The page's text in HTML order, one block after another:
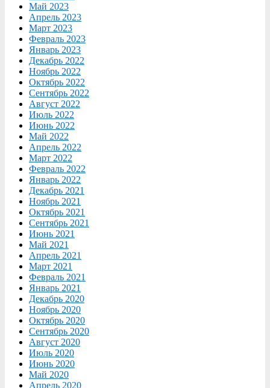
Май 2023
Апрель 2023
Март 2023
Февраль 2023
Январь 2023
Декабрь 2022
Ноябрь 2022
Октябрь 2022
Сентябрь 2022
Август 2022
Июль 2022
Июнь 2022
Май 2022
Апрель 2022
Март 2022
Февраль 2022
Январь 2022
Декабрь 2021
Ноябрь 2021
Октябрь 2021
Сентябрь 2021
Июнь 2021
Май 2021
Апрель 2021
Март 2021
Февраль 2021
Январь 2021
Декабрь 2020
Ноябрь 2020
Октябрь 2020
Сентябрь 2020
Август 2020
Июль 2020
Июнь 2020
Май 2020
Апрель 2020